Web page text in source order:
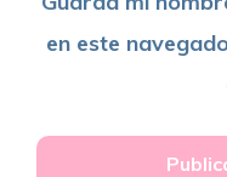
en este